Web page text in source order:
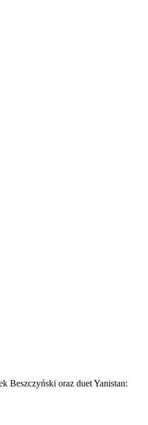
Beszczyński oraz duet Yanistan: